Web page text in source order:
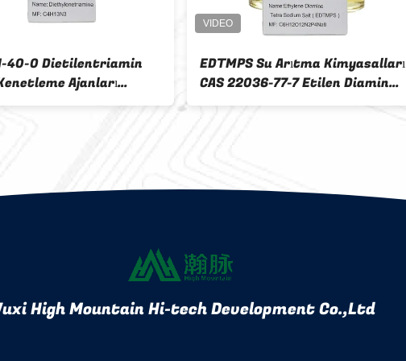
40-0 Dietilentriamin
Ajanları
Reçine Yüzey Aktif
EDTMPS Su Arıtma Kimyasalları
CAS 22036-77-7 Etilen Diamin
Tetra Sodyum Tuzu
High Mountain Hi-tech Development Co.,Ltd